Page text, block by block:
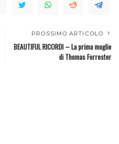
PROSSIMO ARTICOLO
BEAUTIFUL RICORDI – La prima moglie
di Thomas Forrester